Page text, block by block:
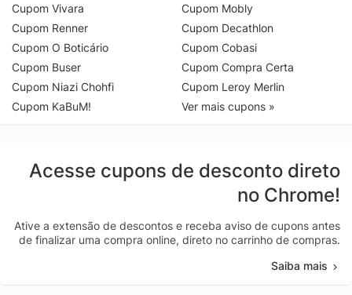
Cupom Vivara
Cupom Renner
Cupom O Boticário
Cupom Buser
Cupom Niazi Chohfi
Cupom KaBuM!
Cupom Mobly
Cupom Decathlon
Cupom Cobasi
Cupom Compra Certa
Cupom Leroy Merlin
Ver mais cupons »
Acesse cupons de desconto direto
no Chrome!
Ative a extensão de descontos e receba aviso de cupons antes
de finalizar uma compra online, direto no carrinho de compras.
Saiba mais